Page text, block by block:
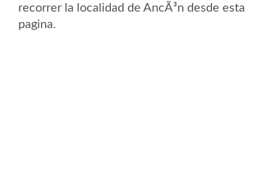
recorrer la localidad de AncÃ³n desde esta
pagina.